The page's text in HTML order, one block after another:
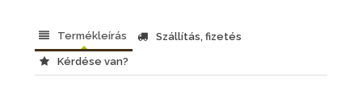
Termékleírás Szállítás, fizetés
Kérdése van?